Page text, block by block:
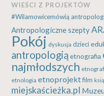
WIEŚCI Z PROJEKTÓW
#Wilamowicemówią
Antropologiczne szepty
Pokój dyskusja dzieci
antropologiąetnografia
najmłodszych
etnologia etnoprojekt film
miejskaścieżka.pl